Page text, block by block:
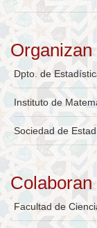
Organizan
Dpto. de
Instituto de
Sociedad de
Colaboran
Facultad de